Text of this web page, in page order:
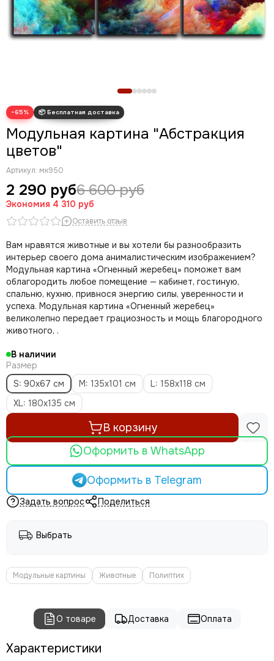
Олени
Новогодние картины
Для кухни
Диптих
−65%
Модульная картина "Абстракция
цветов"
Артикул: мк950
2 290 руб6 600 руб
Экономия 4 310 руб
Оставить отзыв
Вам нравятся животные и вы хотели бы разнообразить
интерьер своего дома анималистическим изображением?
Модульная картина «Огненный жеребец» поможет вам
облагородить любое помещение — кабинет, гостиную,
спальню, кухню, привнося энергию силы, уверенности и
успеха. Модульная картина «Огненный жеребец»
великолепно передает грациозность и мощь благородного
животного, .
В наличии
Размер
S: 90х67 см
M: 135х101 см
L: 158х118 см
XL: 180x135 см
В корзину
Оформить в WhatsApp
Оформить в Telegram
Задать вопрос Поделиться
Выбрать
Модульные картины Животные Полиптих
О товаре Доставка Оплата
Характеристики